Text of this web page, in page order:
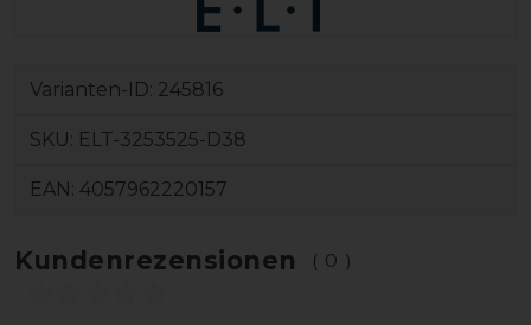
Varianten-ID: 245816
SKU: ELT-3253525-D38
EAN: 4057962220157
Kundenrezensionen (0)